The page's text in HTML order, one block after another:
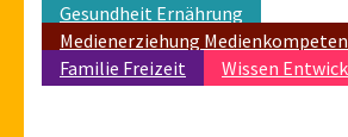
Gesundheit Ernährung
Medienerziehung
Familie Freizeit
Wissen